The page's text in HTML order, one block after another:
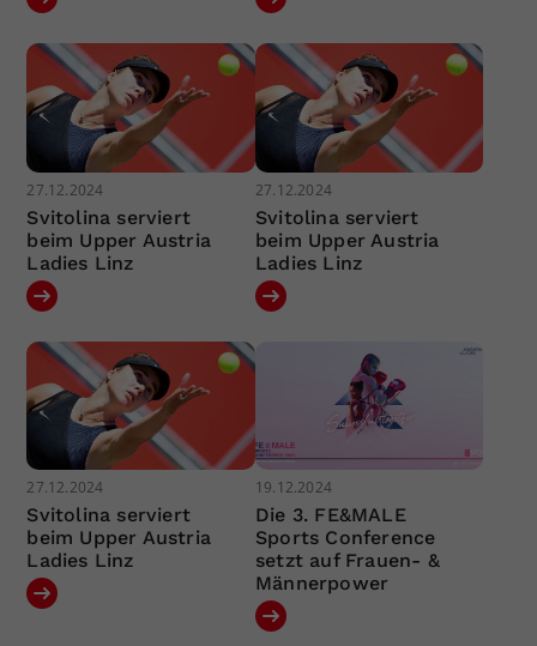
27.12.2024
Svitolina serviert
beim Upper Austria
Ladies Linz
27.12.2024
Svitolina serviert
beim Upper Austria
Ladies Linz
27.12.2024
Svitolina serviert
beim Upper Austria
Ladies Linz
19.12.2024
Die 3. FE&MALE
Sports Conference
setzt auf Frauen- &
Männerpower